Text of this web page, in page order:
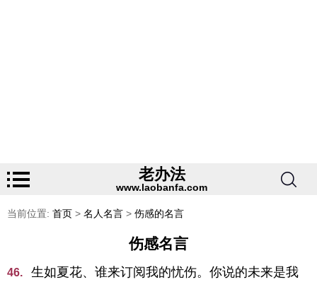
老办法
www.laobanfa.com
当前位置: 首页 > 名人名言 > 伤感的名言
伤感名言
46.
生如夏花、谁来订阅我的忧伤。你说的未来是我